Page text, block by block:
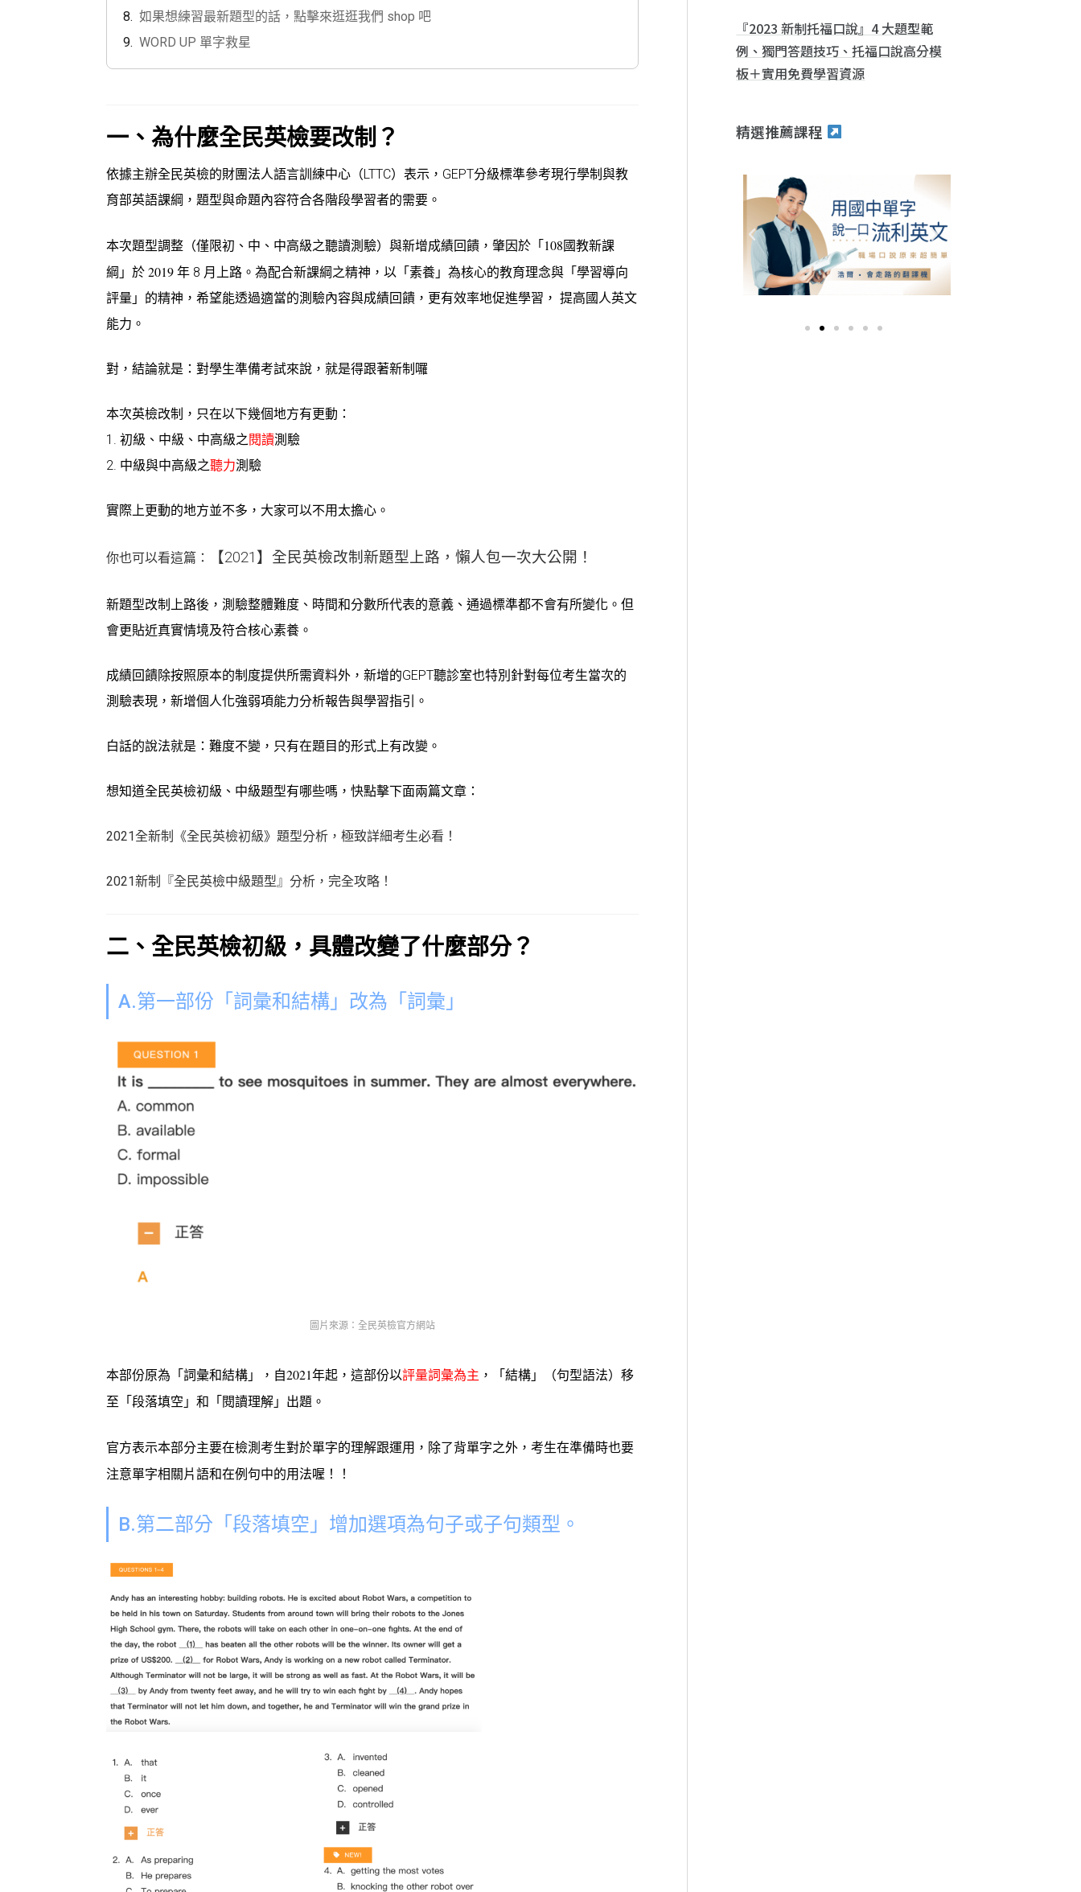
如果想練習最新題型的話，點擊來逛逛我們 shop 吧
WORD UP 單字救星
一、為什麼全民英檢要改制？
依據主辦全民英檢的財團法人語言訓練中心（LTTC）表示，GEPT分級標準參考現行學制與教
育部英語課綱，題型與命題內容符合各階段學習者的需要。
本次題型調整 （僅限初、中、中高級之聽讀測驗） 與新增成績回饋，肇因於 「108國教新課
綱」於 2019 年 8 月上路。為配合新課綱之精神， 以「素養」為核心的教育理念與「學習導向
評量 」的精神，希望能透過適當的測驗內容與成績回饋，更有效率地促進學習， 提高國人英文
能力。
對，結論就是：對學生準備考試來說，就是得跟著新制囉
本次英檢改制， 只在以下幾個地方有更動：
1. 初級 、 中級 、 中高級之 閱讀測驗
2. 中級與中高級之聽力測驗
實際上更動的地方並不多，大家可以不用太擔心。
你也可以看這篇： 【2021】全民英檢改制新題型上路，懶人包一次大公開！
新題型改制上路後，測驗整體難度、時間和分數所代表的意義、通過標準都不會有所變化。但
會更貼近真實情境及符合核心素養。
成績回饋除按照原本的制度提供所需資料外，新增的GEPT聽診室也特別針對每位考生當次的
測驗表現，新增個人化強弱項能力分析報告與學習指引。
白話的說法就是：難度不變，只有在題目的形式上有改變。
想知道全民英檢初級、中級題型有哪些嗎，快點擊下面兩篇文章：
2021全新制《全民英檢初級》題型分析，極致詳細考生必看！
2021新制『全民英檢中級題型』分析，完全攻略！
二、全民英檢初級，具體改變了什麼部分？
A.第一部份「詞彙和結構」改為「詞彙」
圖片來源：全民英檢官方網站
本部份原為「詞彙和結構」，自2021年起，這部份以評量詞彙為主 ，「結構」（句型語法）移
至「段落填空」和「閱讀理解」出題。
官方表示本部分主要在檢測考生對於單字的理解跟運用，除了背單字之外，考生在準備時也要
注意單字相關片語和在例句中的用法喔！！
B.第二部分「段落填空」增加選項為句子或子句類型。
『2023 新制托福口說』4 大題型範
例、獨門答題技巧、托福口說高分模
板＋實用免費學習資源
精選推薦課程